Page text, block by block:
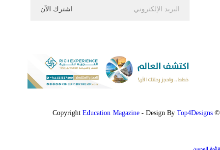
© Copyright
Education Magazine - Design By Top4Designs